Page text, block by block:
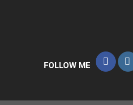
FOLLOW ME